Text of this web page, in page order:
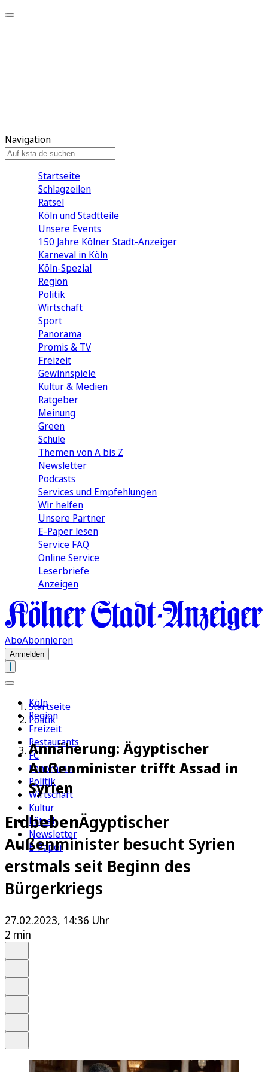
Navigation
Startseite
Schlagzeilen
Rätsel
Köln und Stadtteile
Unsere Events
150 Jahre Kölner Stadt-Anzeiger
Karneval in Köln
Köln-Spezial
Region
Politik
Wirtschaft
Sport
Panorama
Promis & TV
Freizeit
Gewinnspiele
Kultur & Medien
Ratgeber
Meinung
Green
Schule
Themen von A bis Z
Newsletter
Podcasts
Services und Empfehlungen
Wir helfen
Unsere Partner
E-Paper lesen
Service FAQ
Online Service
Leserbriefe
Anzeigen
AboAbonnieren
Anmelden
Köln
Region
Freizeit
Restaurants
FC
Panorama
Politik
Wirtschaft
Kultur
Rätsel
Newsletter
E-Paper
Startseite
Politik
Annäherung: Ägyptischer
Außenminister trifft Assad in
Syrien
ErdbebenÄgyptischer
Außenminister besucht Syrien
erstmals seit Beginn des
Bürgerkriegs
27.02.2023, 14:36 Uhr
2 min